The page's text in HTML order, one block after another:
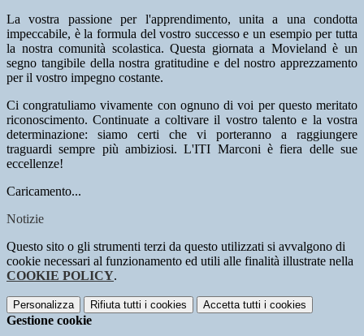
La vostra passione per l'apprendimento, unita a una condotta
impeccabile, è la formula del vostro successo e un esempio per tutta
la nostra comunità scolastica. Questa giornata a Movieland è un
segno tangibile della nostra gratitudine e del nostro apprezzamento
per il vostro impegno costante.
Ci congratuliamo vivamente con ognuno di voi per questo meritato
riconoscimento. Continuate a coltivare il vostro talento e la vostra
determinazione: siamo certi che vi porteranno a raggiungere
traguardi sempre più ambiziosi. L'ITI Marconi è fiera delle sue
eccellenze!
Caricamento...
Notizie
Questo sito o gli strumenti terzi da questo utilizzati si avvalgono di
cookie necessari al funzionamento ed utili alle finalità illustrate nella
COOKIE POLICY.
Personalizza Rifiuta tutti i cookies Accetta tutti i cookies
Gestione cookie